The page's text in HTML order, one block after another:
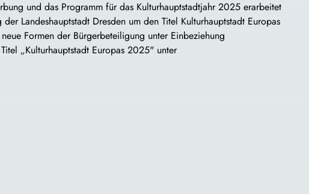
und das Programm für das Kulturhauptstadtjahr 2025 erarbeitet
Landeshauptstadt Dresden um den Titel Kulturhauptstadt Europas
Formen der Bürgerbeteiligung unter Einbeziehung
„Kulturhauptstadt Europas 2025" unter